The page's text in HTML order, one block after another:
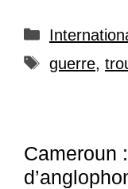
Catégories
Étiquettes
guerre,
Cameroun